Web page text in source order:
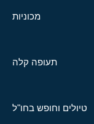
מכוניות
תעופה קלה
טיולים וחופש בחו"ל